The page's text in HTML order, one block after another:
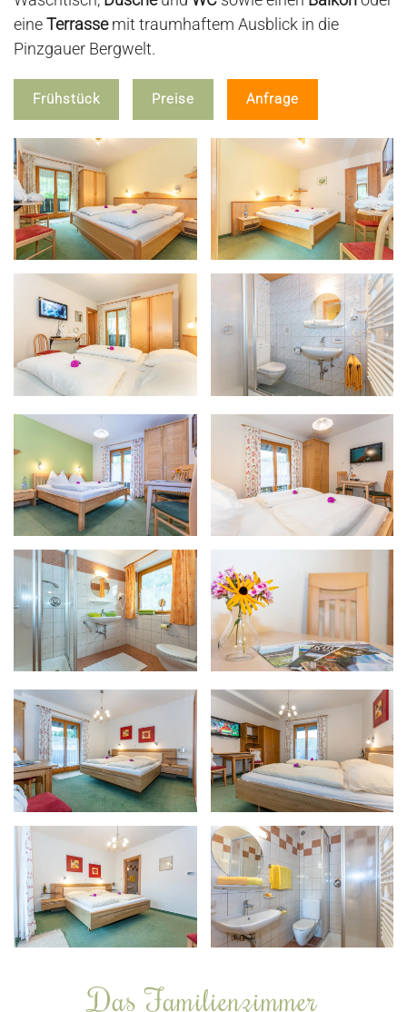
eineTerrassemit traumhaftem Ausblick in die
Pinzgauer Bergwelt.
Frühstück Preise Anfrage
Das Familienzimmer